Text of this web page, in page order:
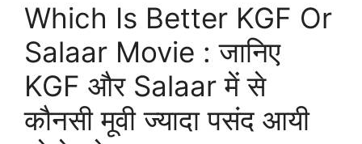
Which Is Better KGF Or
Salaar Movie : जानिए
KGF और Salaar में से
कौनसी मूवी ज्यादा पसंद आयी